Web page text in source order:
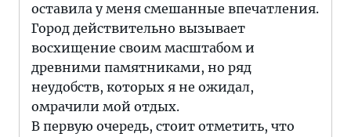
оставила у меня смешанные впечатления.
Город действительно вызывает
восхищение своим масштабом и
древними памятниками, но ряд
неудобств, которых я не ожидал,
омрачили мой отдых.
В первую очередь, стоит отметить, что